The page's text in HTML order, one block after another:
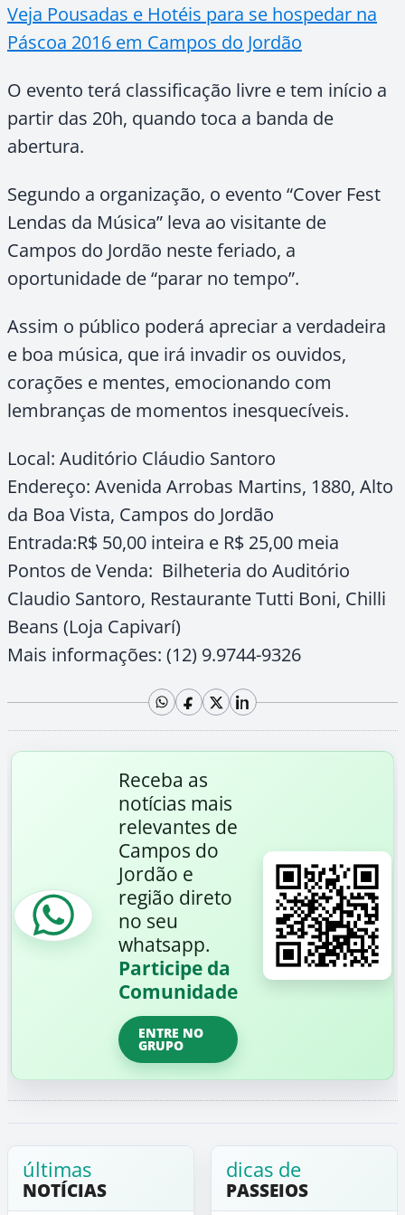
Veja Pousadas e Hotéis para se hospedar na
Páscoa 2016 em Campos do Jordão
O evento terá classificação livre e tem início a
partir das 20h, quando toca a banda de
abertura.
Segundo a organização, o evento “Cover Fest
Lendas da Música” leva ao visitante de
Campos do Jordão neste feriado, a
oportunidade de “parar no tempo”.
Assim o público poderá apreciar a verdadeira
e boa música, que irá invadir os ouvidos,
corações e mentes, emocionando com
lembranças de momentos inesquecíveis.
Local: Auditório Cláudio Santoro
Endereço: Avenida Arrobas Martins, 1880, Alto
da Boa Vista, Campos do Jordão
Entrada:R$ 50,00 inteira e R$ 25,00 meia
Pontos de Venda: Bilheteria do Auditório
Claudio Santoro, Restaurante Tutti Boni, Chilli
Beans (Loja Capivarí)
Mais informações: (12) 9.9744-9326
Receba as
notícias mais
relevantes de
Campos do
Jordão e
região direto
no seu
whatsapp.
Participe da
Comunidade
ENTRE NO
GRUPO
últimas
NOTÍCIAS
dicas de
PASSEIOS